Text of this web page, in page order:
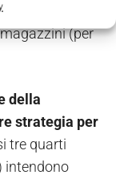
e
(per
della
strategia per
tre quarti
intendono